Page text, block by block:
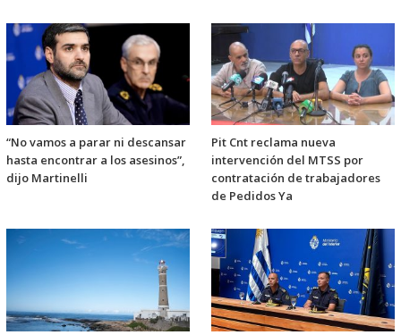
“No vamos a parar ni descansar
hasta encontrar a los asesinos”,
dijo Martinelli
Pit Cnt reclama nueva
intervención del MTSS por
contratación de trabajadores
de Pedidos Ya